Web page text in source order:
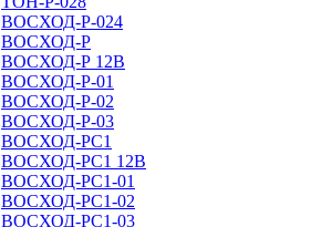
ВОСХОД-Р-024
ВОСХОД-Р
ВОСХОД-Р 12В
ВОСХОД-Р-01
ВОСХОД-Р-02
ВОСХОД-Р-03
ВОСХОД-РС1
ВОСХОД-РС1 12В
ВОСХОД-РС1-01
ВОСХОД-РС1-02
ВОСХОД-РС1-03